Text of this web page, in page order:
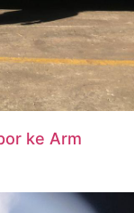
ke Arm